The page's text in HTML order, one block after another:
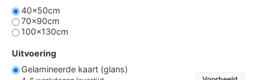
40x50cm
70x90cm
100x130cm
Uitvoering
Gelamineerde kaart (glans)